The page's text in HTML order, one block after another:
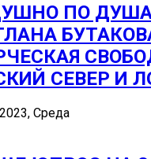
ПО
СЕВЕР И
Среда